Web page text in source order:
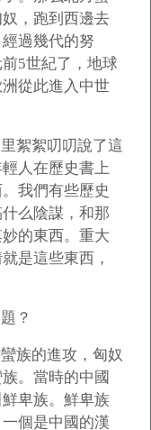
，跑到西邊去
過幾代的努
5世紀了，地球
從此進入中世
絮絮叨叨說了這
人在歷史書上
我們有些歷史
么陰謀，和那
的東西。重大
是這些東西，
？
族的進攻，匈奴
。當時的中國
卑族。鮮卑族
個是中國的漢